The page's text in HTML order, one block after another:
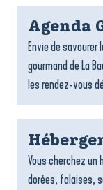
Agenda
Envie de savourer
gourmand de La
les rendez-vous
Vous cherchez un
dorées, falaises,